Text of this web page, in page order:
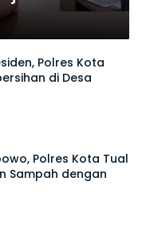
Polres Kota
di Desa
Polres Kota Tual
Sampah dengan